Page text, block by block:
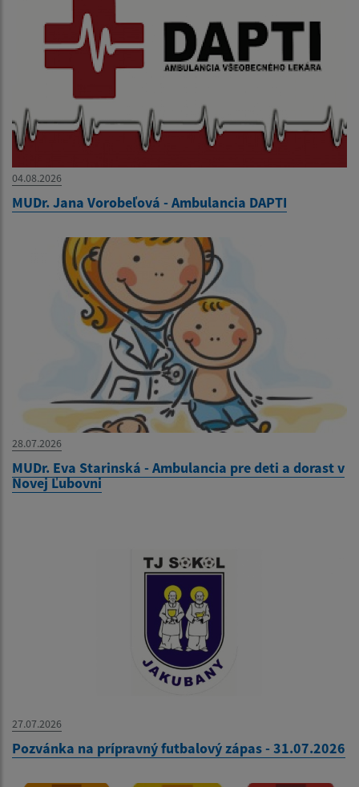
04.08.2026
MUDr. Jana Vorobeľová - Ambulancia DAPTI
28.07.2026
MUDr. Eva Starinská - Ambulancia pre deti a dorast v
Novej Ľubovni
27.07.2026
Pozvánka na prípravný futbalový zápas - 31.07.2026